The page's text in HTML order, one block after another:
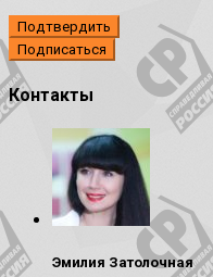
Подтвердить
Контакты
Эмилия Затолочная